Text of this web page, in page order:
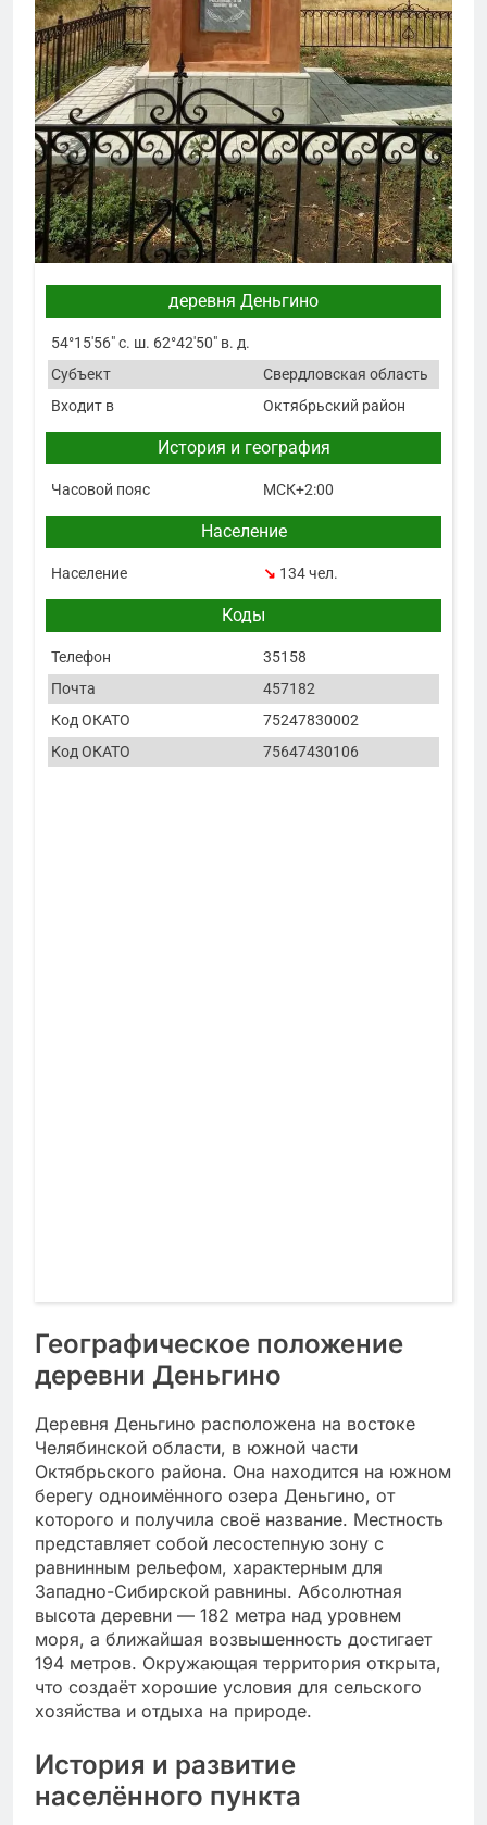
деревня Деньгино
54°15′56″ с. ш. 62°42′50″ в. д.
Субъект
Свердловская область
Входит в
Октябрьский район
История и география
Часовой пояс МСК+2:00
Население
Население ↘ 134 чел.
Коды
Телефон
35158
Почта
457182
Код ОКАТО
75247830002
Код ОКАТО
75647430106
Географическое положение
деревни Деньгино
Деревня Деньгино расположена на востоке
Челябинской области, в южной части
Октябрьского района. Она находится на южном
берегу одноимённого озера Деньгино, от
которого и получила своё название. Местность
представляет собой лесостепную зону с
равнинным рельефом, характерным для
Западно-Сибирской равнины. Абсолютная
высота деревни — 182 метра над уровнем
моря, а ближайшая возвышенность достигает
194 метров. Окружающая территория открыта,
что создаёт хорошие условия для сельского
хозяйства и отдыха на природе.
История и развитие
населённого пункта